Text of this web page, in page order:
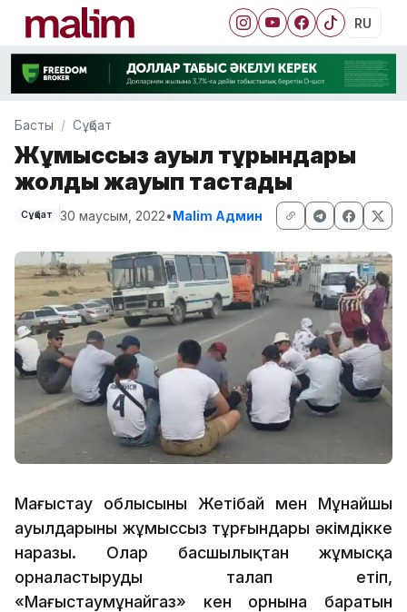
RU
Басты Сұқбат
Жұмыссыз ауыл тұрғындары
жолды жауып тастады
Сұқбат 30 маусым, 2022•Malim Админ
Маңғыстау облысының Жетібай мен Мұнайшы
ауылдарының жұмыссыз тұрғындары әкімдікке
наразы. Олар басшылықтан жұмысқа
орналастыруды талап етіп,
«Маңғыстаумұнайгаз» кен орнына баратын